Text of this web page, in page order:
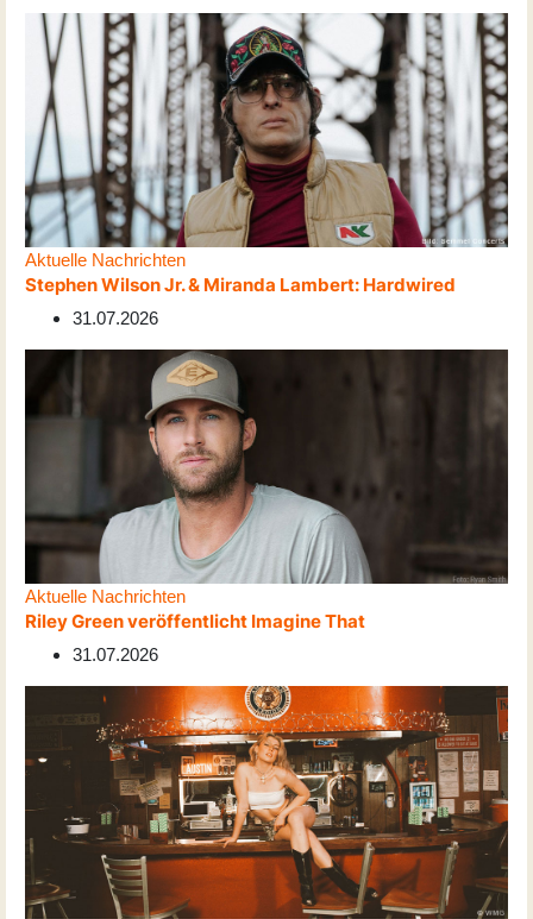
Aktuelle Nachrichten
Stephen Wilson Jr. & Miranda Lambert: Hardwired
31.07.2026
Aktuelle Nachrichten
Riley Green veröffentlicht Imagine That
31.07.2026